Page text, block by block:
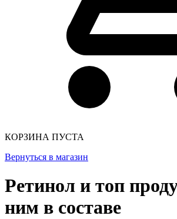
КОРЗИНА ПУСТА
Вернуться в магазин
Ретинол и топ
ним в составе